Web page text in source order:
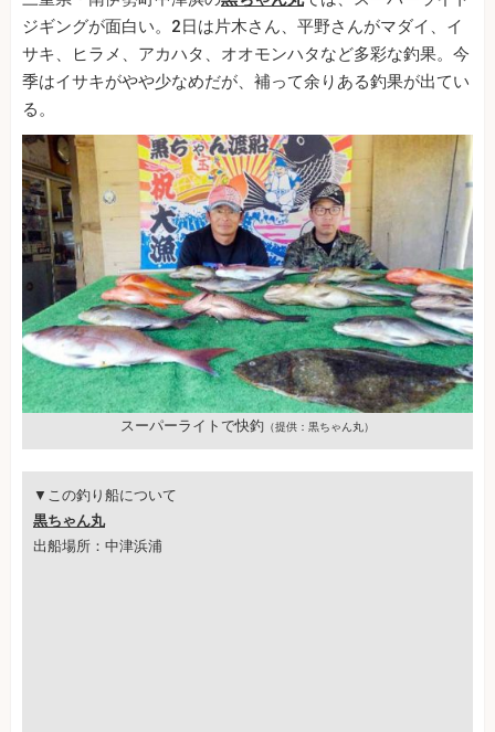
ジギングが面白い。2日は片木さん、平野さんがマダイ、イ
サキ、ヒラメ、アカハタ、オオモンハタなど多彩な釣果。今
季はイサキがやや少なめだが、補って余りある釣果が出てい
る。
スーパーライトで快釣 （提供：黒ちゃん丸）
▼この釣り船について
黒ちゃん丸
出船場所：中津浜浦